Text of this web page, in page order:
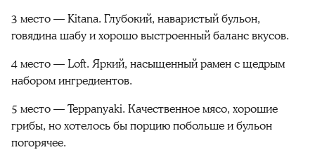
3 место — Kitana. Глубокий, наваристый бульон,
говядина шабу и хорошо выстроенный баланс вкусов.
4 место — Loft. Яркий, насыщенный рамен с щедрым
набором ингредиентов.
5 место — Teppanyaki. Качественное мясо, хорошие
грибы, но хотелось бы порцию побольше и бульон
погорячее.